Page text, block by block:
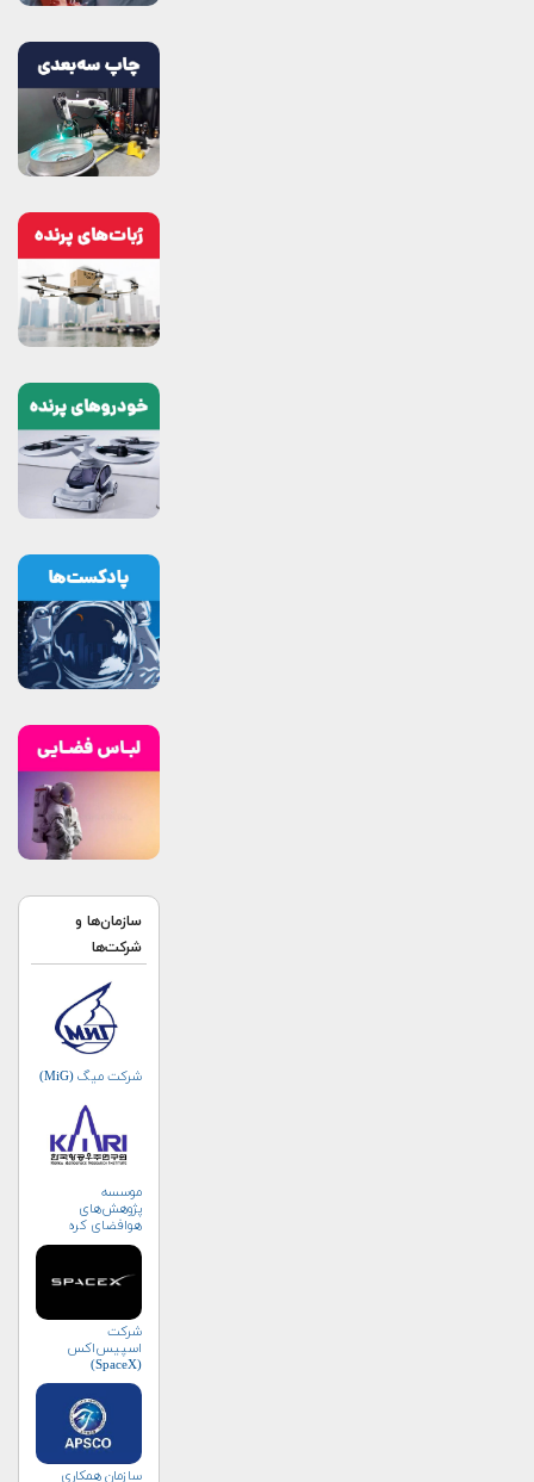
سازمان‌ها و
شرکت‌ها
شرکت میگ (MiG)
موسسه
پژوهش‌های
هوافضای کره
جنوبی (KARI)
شرکت
اسپیس‌اکس
(SpaceX)
سازمان همکاری